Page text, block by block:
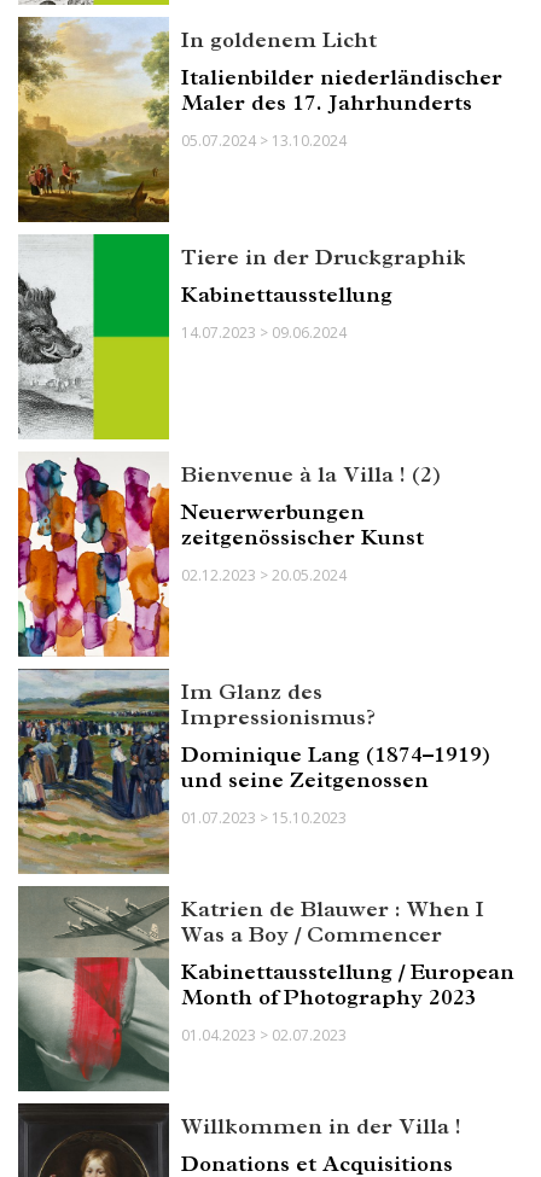
In goldenem Licht
Italienbilder niederländischer
Maler des 17. Jahrhunderts
05.07.2024 > 13.10.2024
Tiere in der Druckgraphik
Kabinettausstellung
14.07.2023 > 09.06.2024
Bienvenue à la Villa ! (2)
Neuerwerbungen
zeitgenössischer Kunst
02.12.2023 > 20.05.2024
Im Glanz des
Impressionismus?
Dominique Lang (1874–1919)
und seine Zeitgenossen
01.07.2023 > 15.10.2023
Katrien de Blauwer : When I
Was a Boy / Commencer
Kabinettausstellung / European
Month of Photography 2023
01.04.2023 > 02.07.2023
Willkommen in der Villa !
Donations et Acquisitions